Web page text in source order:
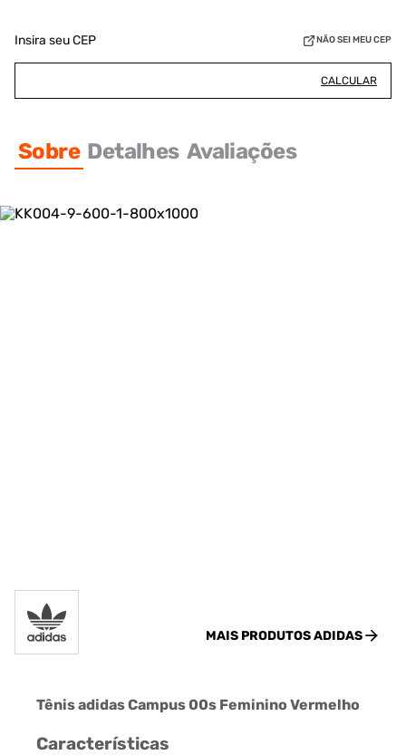
Insira seu CEP NÃO SEI MEU CEP
CALCULAR
Sobre Detalhes Avaliações
MAIS PRODUTOSADIDAS
Tênis adidas Campus 00s Feminino Vermelho
Características